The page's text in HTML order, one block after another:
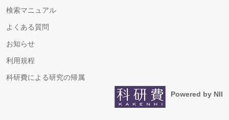
検索マニュアル
よくある質問
お知らせ
利用規程
科研費による研究の帰属
Powered by NII